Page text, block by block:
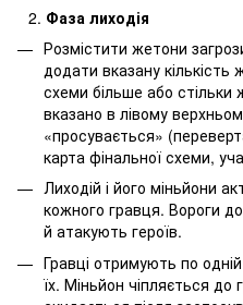
Фаза лиходія
Розмістити жетони
додати вказану кількість
схеми більше або стільки
вказано в лівому
«просувається»
карта фінальної схеми,
Лиходій і його міньйони
кожного гравця. Вороги
й атакують героїв.
Гравці отримують по одній
їх. Міньйон чіпляється до